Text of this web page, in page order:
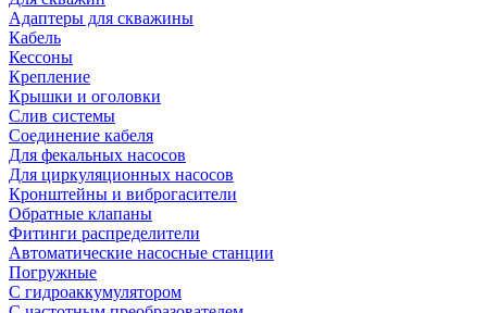
Адаптеры для скважины
Кабель
Кессоны
Крепление
Крышки и оголовки
Слив системы
Соединение кабеля
Для фекальных насосов
Для циркуляционных насосов
Кронштейны и виброгасители
Обратные клапаны
Фитинги распределители
Автоматические насосные станции
Погружные
С гидроаккумулятором